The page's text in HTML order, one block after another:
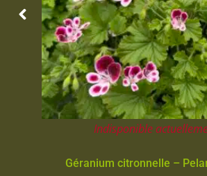
Indisponible
Géranium citronnelle –